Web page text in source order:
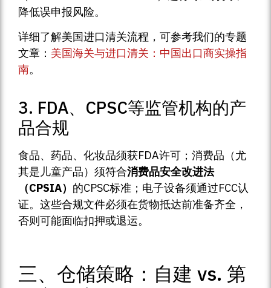
降低误申报风险。
详细了解美国进口清关流程，可参考我们的专题
文章： 美国海关与进口清关：中国出口商实操指
南。
3. FDA、CPSC等监管机构的产
品合规
食品、药品、化妆品须获FDA许可；消费品（尤
其是儿童产品）须符合消费品安全改进法
（CPSIA） 的CPSC标准；电子设备须通过FCC认
证。这些合规文件必须在货物抵达前准备齐全，
否则可能面临扣押或退运。
三、仓储策略：自建 vs. 第